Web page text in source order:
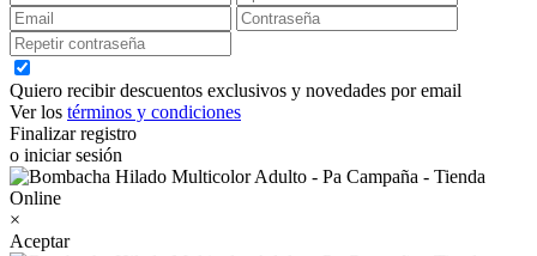
Quiero recibir descuentos exclusivos y novedades por email
Ver los términos y condiciones
Finalizar registro
o iniciar sesión
×
Aceptar